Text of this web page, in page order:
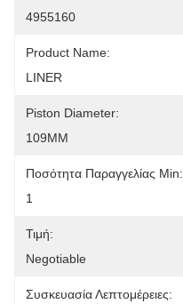
4955160
Product Name:
LINER
Piston Diameter:
109MM
Ποσότητα Παραγγελίας Min:
1
Τιμή:
Negotiable
Συσκευασία Λεπτομέρειες: